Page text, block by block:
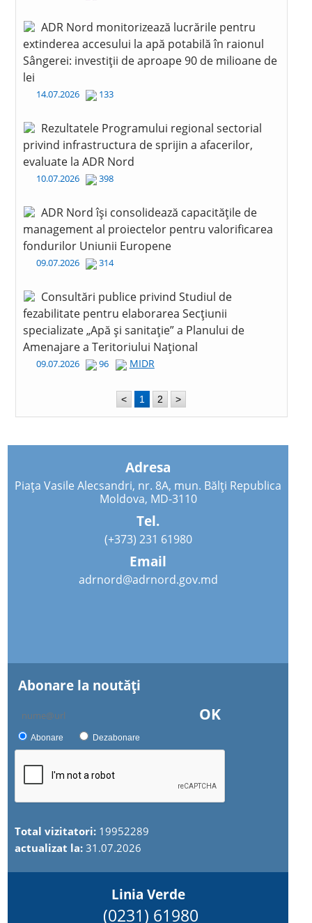
ADR Nord monitorizează lucrările pentru
extinderea accesului la apă potabilă în raionul
Sângerei: investiții de aproape 90 de milioane de
lei
14.07.2026 133
Rezultatele Programului regional sectorial
privind infrastructura de sprijin a afacerilor,
evaluate la ADR Nord
10.07.2026 398
ADR Nord își consolidează capacitățile de
management al proiectelor pentru valorificarea
fondurilor Uniunii Europene
09.07.2026 314
Consultări publice privind Studiul de
fezabilitate pentru elaborarea Secțiunii
specializate „Apă și sanitație” a Planului de
Amenajare a Teritoriului Național
09.07.2026 96 MIDR
< 1 2 >
Adresa
Piața Vasile Alecsandri, nr. 8A, mun. Bălți Republica
Moldova, MD-3110
Tel.
(+373) 231 61980
Email
adrnord@adrnord.gov.md
Abonare la noutăţi
OK
Abonare Dezabonare
Total vizitatori: 19952289
actualizat la:31.07.2026
Linia Verde
(0231) 61980